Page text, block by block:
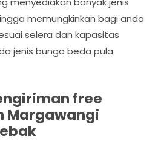
memungkinkan bagi anda
selera dan kapasitas
jenis bunga beda pula
free
Margawangi